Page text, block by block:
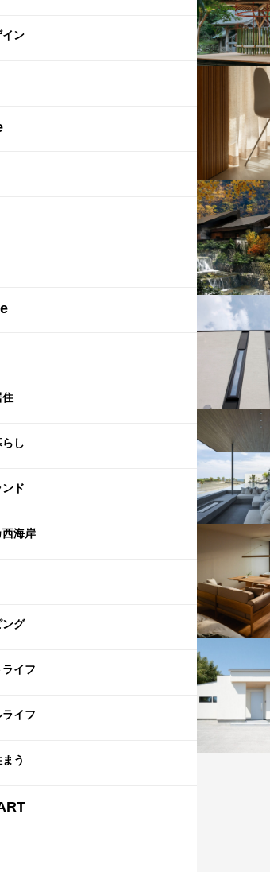
イン
住
し
ド
西海岸
ング
ライフ
ライフ
う